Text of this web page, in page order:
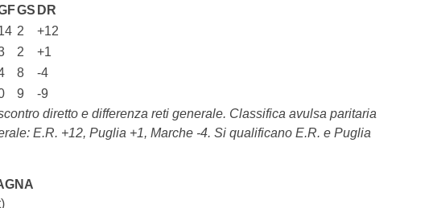
GS DR
2
+12
2
+1
8
-4
9
-9
diretto e differenza reti generale. Classifica avulsa paritaria
E.R. +12, Puglia +1, Marche -4. Si qualificano E.R. e Puglia